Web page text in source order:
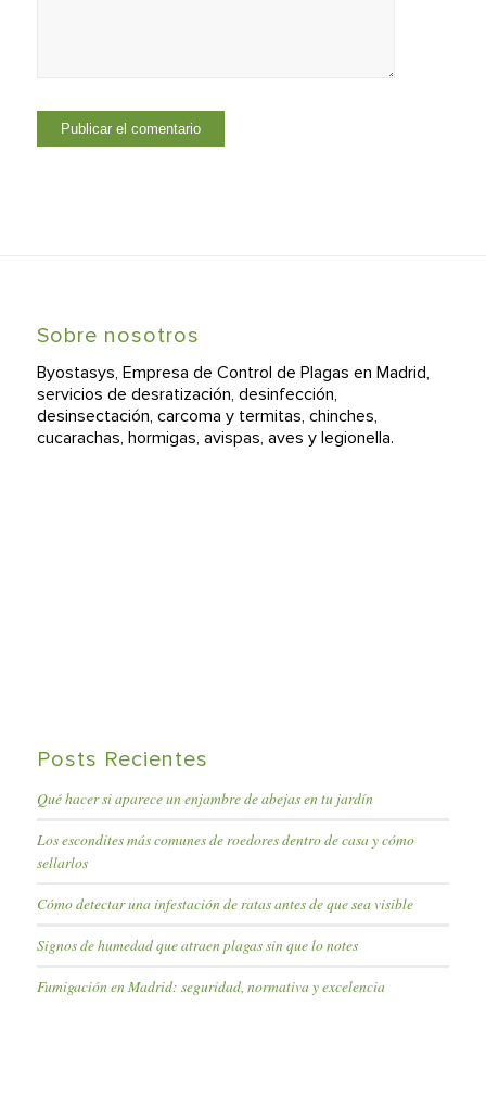
Sobre nosotros
Byostasys, Empresa de Control de Plagas en Madrid,
servicios de desratización, desinfección,
desinsectación, carcoma y termitas, chinches,
cucarachas, hormigas, avispas, aves y legionella.
Posts Recientes
Qué hacer si aparece un enjambre de abejas en tu jardín
Los escondites más comunes de roedores dentro de casa y cómo
sellarlos
Cómo detectar una infestación de ratas antes de que sea visible
Signos de humedad que atraen plagas sin que lo notes
Fumigación en Madrid: seguridad, normativa y excelencia